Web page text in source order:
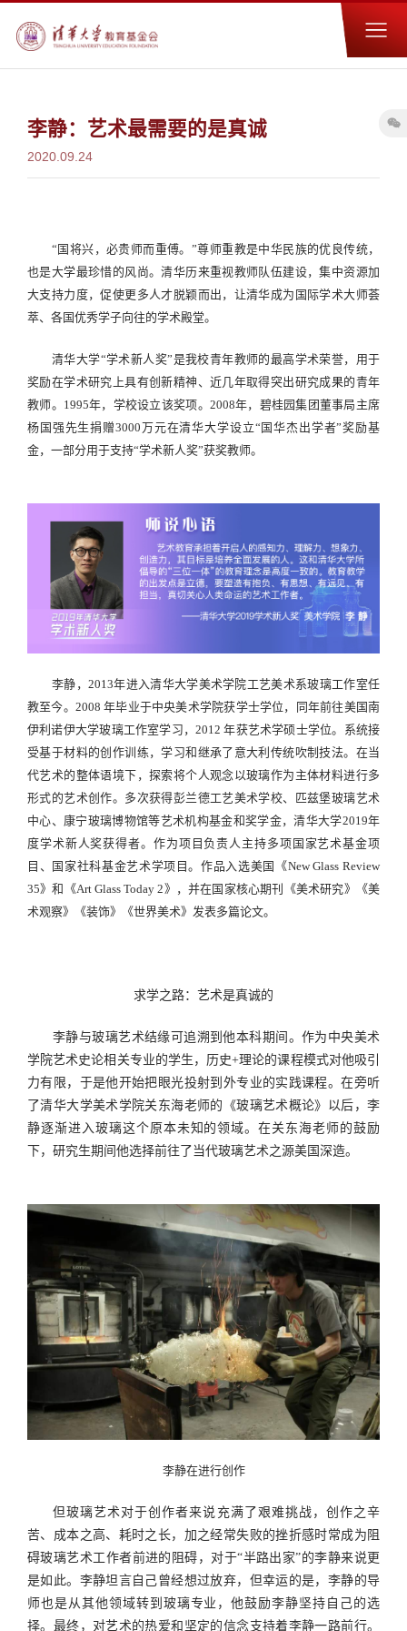
李静：艺术最需要的是真诚
2020.09.24
“ 国将兴，必贵师而重傅。 ”尊师重教是中华民族的优良传统，
也是大学最珍惜的风尚。清华历来重视教师队伍建设，集中资源加
大支持力度，促使更多人才脱颖而出，让清华成为国际学术大师荟
萃、各国优秀学子向往的学术殿堂。
清华大学“学术新人奖”是我校青年教师的最高学术荣誉，用于
奖励在学术研究上具有创新精神、近几年取得突出研究成果的青年
教师。 1995年，学校设立该奖项。 2008年，碧桂园集团董事局主席
杨国强先生捐赠3000万元在清华大学设立“ 国华杰出学者”奖励基
金，一部分用于支持“学术新人奖”获奖教师。
李静， 2013年进入清华大学美术学院工艺美术系玻璃工作室任
教至今。 2008年毕业于中央美术学院获学士学位，同年前往美国南
伊利诺伊大学玻璃工作室学习，2012年获艺术学硕士学位。系统接
受基于材料的创作训练，学习和继承了意大利传统吹制技法。在当
代艺术的整体语境下，探索将个人观念以玻璃作为主体材料进行多
形式的艺术创作。多次获得彭兰德工艺美术学校、匹兹堡玻璃艺术
中心、康宁玻璃博物馆等艺术机构基金和奖学金，清华大学2019年
度学术新人奖获得者。作为项目负责人主持多项国家艺术基金项
目、国家社科基金艺术学项目。作品入选美国《New Glass Review
35》和《Art Glass Today 2 》，并在国家核心期刊《美术研究》《美
术观察》《装饰》《世界美术》发表多篇论文。
求学之路：艺术是真诚的
李静与玻璃艺术结缘可追溯到他本科期间。作为中央美术
学院艺术史论相关专业的学生，历史+理论的课程模式对他吸引
力有限，于是他开始把眼光投射到外专业的实践课程。在旁听
了清华大学美术学院关东海老师的《玻璃艺术概论》以后，李
静逐渐进入玻璃这个原本未知的领域。在关东海老师的鼓励
下，研究生期间他选择前往了当代玻璃艺术之源美国深造。
李静在进行创作
但玻璃艺术对于创作者来说充满了艰难挑战，创作之辛
苦、成本之高、耗时之长，加之经常失败的挫折感时常成为阻
碍玻璃艺术工作者前进的阻碍，对于“半路出家”的李静来说更
是如此。李静坦言自己曾经想过放弃，但幸运的是，李静的导
师也是从其他领域转到玻璃专业，他鼓励李静坚持自己的选
择。最终，对艺术的热爱和坚定的信念支持着李静一路前行。